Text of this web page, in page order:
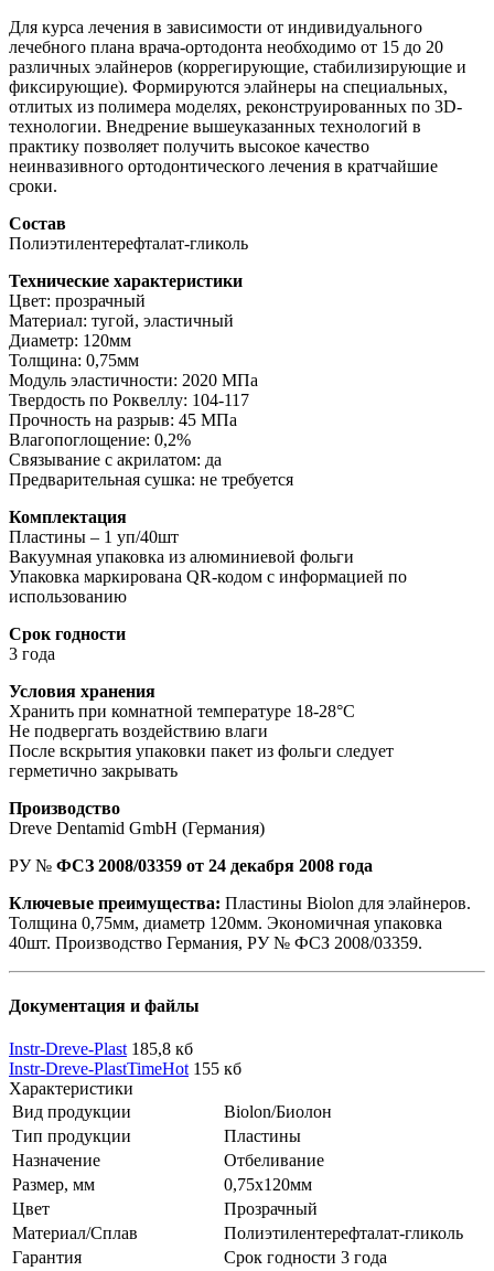
Для курса лечения в зависимости от индивидуального
лечебного плана врача-ортодонта необходимо от 15 до 20
различных элайнеров (коррегирующие, стабилизирующие и
фиксирующие). Формируются элайнеры на специальных,
отлитых из полимера моделях, реконструированных по 3D-
технологии. Внедрение вышеуказанных технологий в
практику позволяет получить высокое качество
неинвазивного ортодонтического лечения в кратчайшие
сроки.
Состав
Полиэтилентерефталат-гликоль
Технические характеристики
Цвет: прозрачный
Материал: тугой, эластичный
Диаметр: 120мм
Толщина: 0,75мм
Модуль эластичности: 2020 МПа
Твердость по Роквеллу: 104-117
Прочность на разрыв: 45 МПа
Влагопоглощение: 0,2%
Связывание с акрилатом: да
Предварительная сушка: не требуется
Комплектация
Пластины – 1 уп/40шт
Вакуумная упаковка из алюминиевой фольги
Упаковка маркирована QR-кодом с информацией по
использованию
Срок годности
3 года
Условия хранения
Хранить при комнатной температуре 18-28°C
Не подвергать воздействию влаги
После вскрытия упаковки пакет из фольги следует
герметично закрывать
Производство
Dreve Dentamid GmbH (Германия)
РУ № ФСЗ 2008/03359 от 24 декабря 2008 года
Ключевые преимущества: Пластины Biolon для элайнеров.
Толщина 0,75мм, диаметр 120мм. Экономичная упаковка
40шт. Производство Германия, РУ № ФСЗ 2008/03359.
Документация и файлы
Instr-Dreve-Plast 185,8 кб
Instr-Dreve-PlastTimeHot 155 кб
Характеристики
Вид продукции
Biolon/Биолон
Тип продукции
Пластины
Назначение
Отбеливание
Размер, мм
0,75х120мм
Цвет
Прозрачный
Материал/Сплав
Полиэтилентерефталат-гликоль
Гарантия
Срок годности 3 года